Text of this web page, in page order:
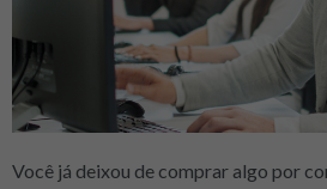
Você já deixou de comprar algo por